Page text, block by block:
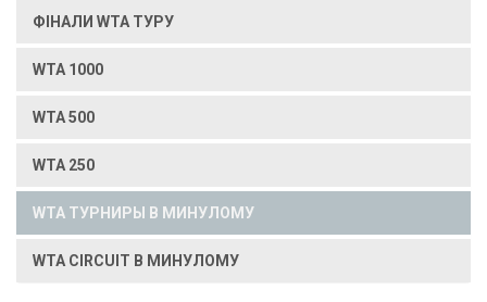
ФІНАЛИ WTA ТУРУ
WTA 1000
WTA 500
WTA 250
WTA ТУРНИРЫ В МИНУЛОМУ
WTA CIRCUIT В МИНУЛОМУ